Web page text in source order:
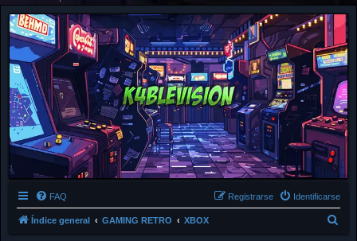
FAQ Identificarse
Registrarse
Índice general GAMING RETRO XBOX